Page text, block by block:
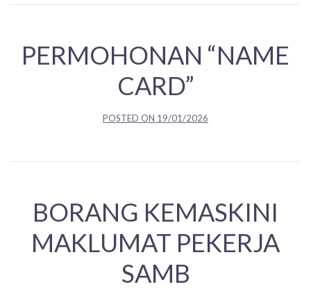
PERMOHONAN “NAME
CARD”
POSTED ON 19/01/2026
BORANG KEMASKINI
MAKLUMAT PEKERJA
SAMB